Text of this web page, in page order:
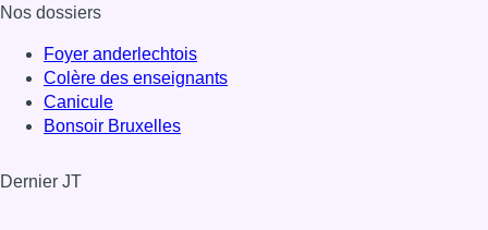
Nos dossiers
Foyer anderlechtois
Colère des enseignants
Canicule
Bonsoir Bruxelles
Dernier JT